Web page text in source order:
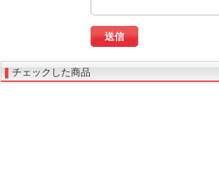
チェックした商品